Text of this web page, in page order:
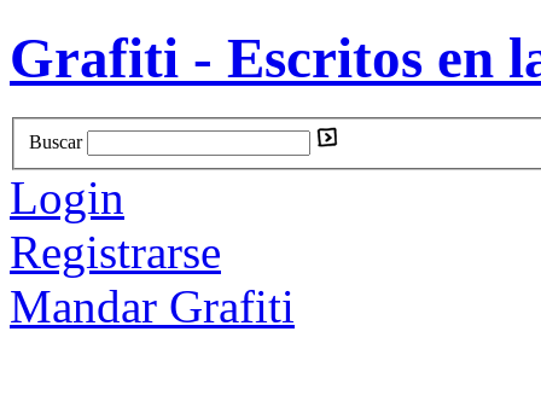
Grafiti - Escritos en
Buscar
Login
Registrarse
Mandar Grafiti